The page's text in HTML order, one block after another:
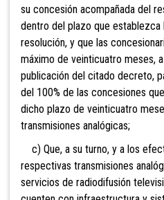
su concesión acompañada del
dentro del plazo que establezca
resolución, y que las
máximo de veinticuatro meses,
publicación del citado decreto,
del 100% de las concesiones
dicho plazo de veinticuatro
transmisiones analógicas;
c) Que, a su turno, y a los
respectivas transmisiones
servicios de radiodifusión